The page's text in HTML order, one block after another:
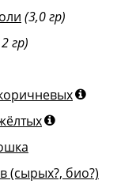
(3,0 гр)
гр)
(сырых?, био?)